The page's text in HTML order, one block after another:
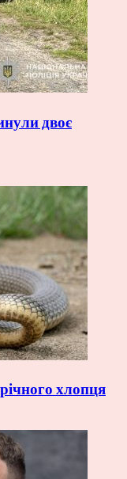
двоє
хлопця